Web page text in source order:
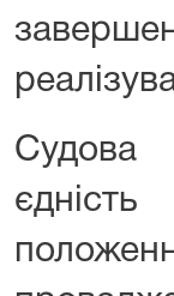
Судова